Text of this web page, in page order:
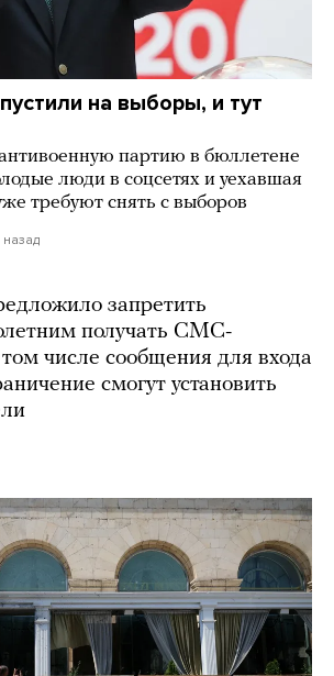
на выборы, и тут
партию в бюллетене
люди в соцсетях и уехавшая
требуют снять с выборов
назад
запретить
получать СМС-
числе сообщения для входа
смогут установить